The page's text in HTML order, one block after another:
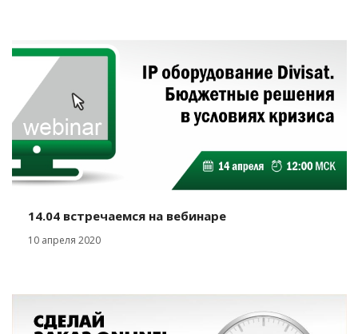
14.04 встречаемся на вебинаре
10 апреля 2020